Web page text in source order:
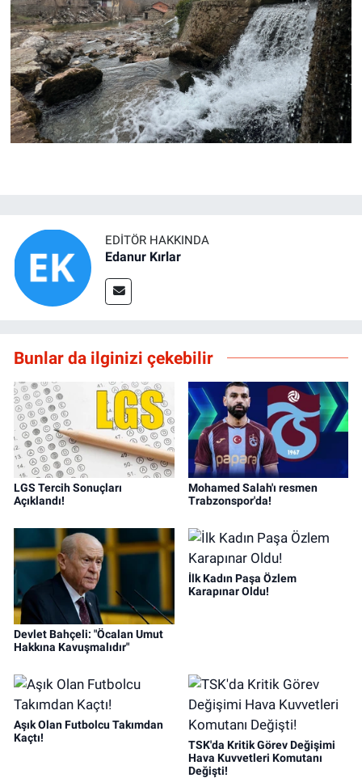
EDITÖR HAKKINDA
Edanur Kırlar
Bunlar da ilginizi çekebilir
LGS Tercih Sonuçları
Açıklandı!
Mohamed Salah'ı resmen
Trabzonspor'da!
Devlet Bahçeli: "Öcalan Umut
Hakkına Kavuşmalıdır"
İlk Kadın Paşa Özlem
Karapınar Oldu!
Aşık Olan Futbolcu Takımdan
Kaçtı!
TSK'da Kritik Görev Değişimi
Hava Kuvvetleri Komutanı
Değişti!